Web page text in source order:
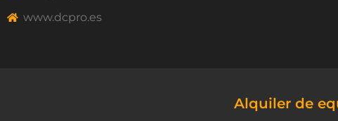
www.dcpro.es
Alquiler de